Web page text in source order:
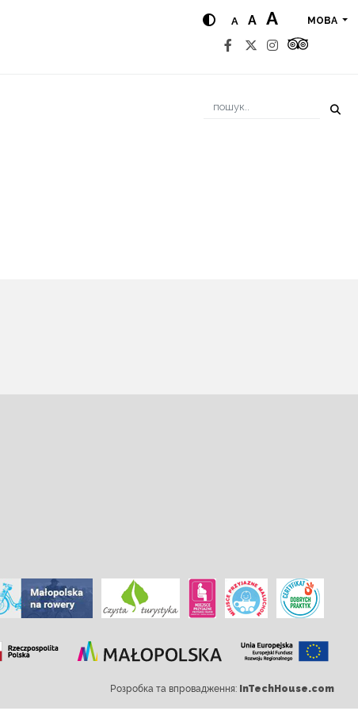
A A A МОВА
Розробка та впровадження: InTechHouse.com